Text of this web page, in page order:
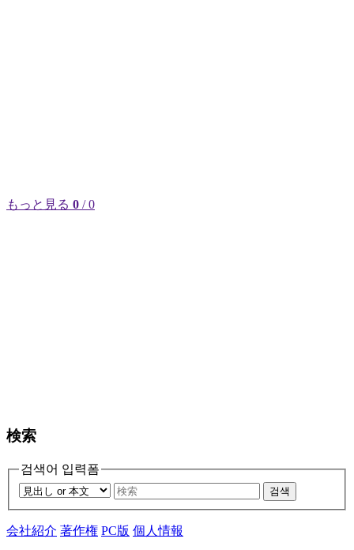
もっと見る 0 / 0
検索
검색어 입력폼
검색
会社紹介 著作権 PC版 個人情報